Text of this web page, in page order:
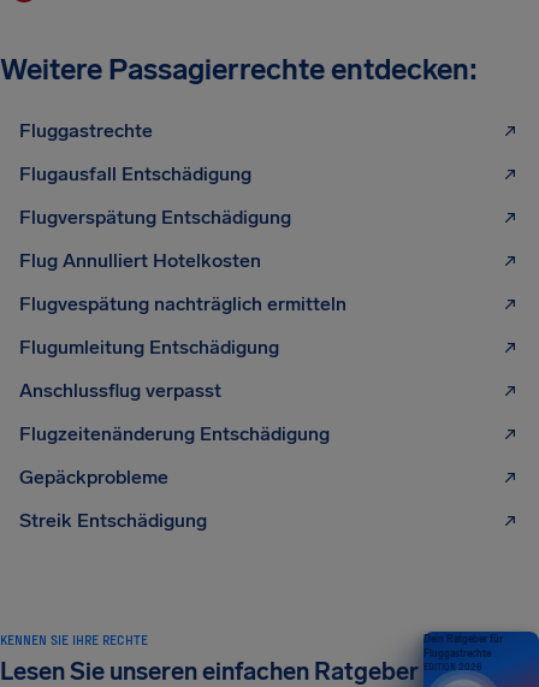
Weitere Passagierrechte entdecken:
Fluggastrechte
Flugausfall Entschädigung
Flugverspätung Entschädigung
Flug Annulliert Hotelkosten
Flugvespätung nachträglich ermitteln
Flugumleitung Entschädigung
Anschlussflug verpasst
Flugzeitenänderung Entschädigung
Gepäckprobleme
Streik Entschädigung
KENNEN SIE IHRE RECHTE
Lesen Sie unseren einfachen Ratgeber
Dein Ratgeber für
Fluggastrechte
EDITION 2026